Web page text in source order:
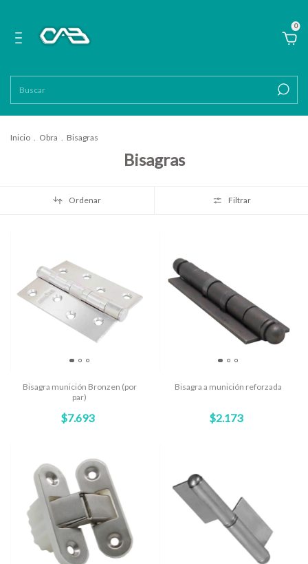
0
Inicio . Obra . Bisagras
Bisagras
Ordenar Filtrar
Bisagra munición Bronzen (por
par)
$7.693
Bisagra a munición reforzada
$2.173